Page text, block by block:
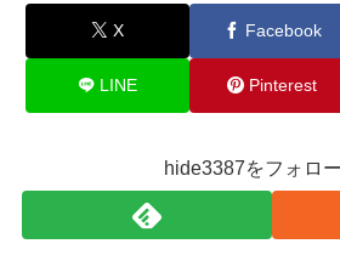
X Facebook
LINE Pinterest
hide3387をフォロ